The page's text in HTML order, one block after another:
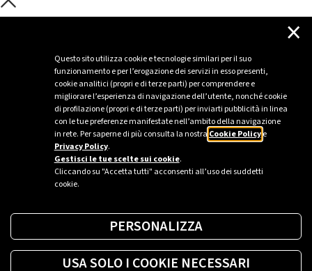
Questo sito utilizza cookie e tecnologie similari per il suo
funzionamento e per l’erogazione dei servizi in esso presenti,
cookie analitici (propri e di terze parti) per comprendere e
migliorare l’esperienza di navigazione dell’utente, nonché cookie
di profilazione (propri e di terze parti) per inviarti pubblicità in linea
con le tue preferenze manifestate nell’ambito della navigazione
in rete. Per saperne di più consulta la nostra Cookie Policye
Privacy Policy.
Gestisci le tue scelte sui cookie.
Cliccando su "Accetta tutti" acconsenti all’uso dei suddetti
cookie.
×
PERSONALIZZA
USA SOLO I COOKIE NECESSARI
C'è un problema con il recupero dei
Per favore riprova piú tardi
Sei un’azienda o una PA?
Trova la soluzione più giusta per te.
Richiedi una colonnina